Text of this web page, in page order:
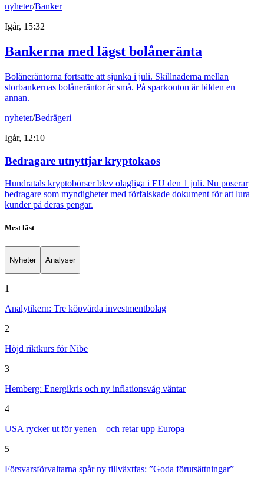
nyheter/Banker
Igår, 15:32
Bankerna med lägst bolåneränta
Bolåneräntorna fortsatte att sjunka i juli. Skillnaderna mellan
storbankernas bolåneräntor är små. På sparkonton är bilden en
annan.
nyheter/Bedrägeri
Igår, 12:10
Bedragare utnyttjar kryptokaos
Hundratals kryptobörser blev olagliga i EU den 1 juli. Nu poserar
bedragare som myndigheter med förfalskade dokument för att lura
kunder på deras pengar.
Mest läst
Nyheter Analyser
1
Analytikern: Tre köpvärda investmentbolag
2
Höjd riktkurs för Nibe
3
Hemberg: Energikris och ny inflationsvåg väntar
4
USA rycker ut för yenen – och retar upp Europa
5
Försvarsförvaltarna spår ny tillväxtfas: ”Goda förutsättningar”